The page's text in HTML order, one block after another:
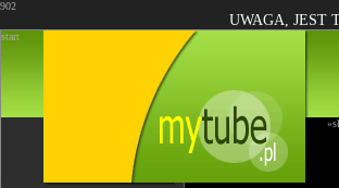
902
UWAGA, JEST
start